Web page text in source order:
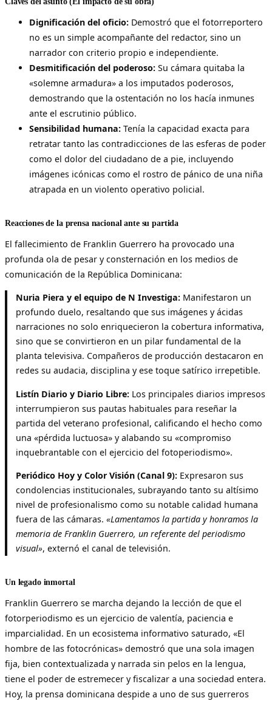
Dignificación del oficio: Demostró que el fotorreportero
no es un simple acompañante del redactor, sino un
narrador con criterio propio e independiente.
Desmitificación del poderoso: Su cámara quitaba la
«solemne armadura» a los imputados poderosos,
demostrando que la ostentación no los hacía inmunes
ante el escrutinio público.
Sensibilidad humana: Tenía la capacidad exacta para
retratar tanto las contradicciones de las esferas de poder
como el dolor del ciudadano de a pie, incluyendo
imágenes icónicas como el rostro de pánico de una niña
atrapada en un violento operativo policial.
Reacciones de la prensa nacional ante su partida
El fallecimiento de Franklin Guerrero ha provocado una
profunda ola de pesar y consternación en los medios de
comunicación de la República Dominicana:
Nuria Piera y el equipo de N Investiga:Manifestaron un
profundo duelo, resaltando que sus imágenes y ácidas
narraciones no solo enriquecieron la cobertura informativa,
sino que se convirtieron en un pilar fundamental de la
planta televisiva. Compañeros de producción destacaron en
redes su audacia, disciplina y ese toque satírico irrepetible.
Listín Diario y Diario Libre:Los principales diarios impresos
interrumpieron sus pautas habituales para reseñar la
partida del veterano profesional, calificando el hecho como
una «pérdida luctuosa» y alabando su «compromiso
inquebrantable con el ejercicio del fotoperiodismo».
Periódico Hoy y Color Visión (Canal 9):Expresaron sus
condolencias institucionales, subrayando tanto su altísimo
nivel de profesionalismo como su notable calidad humana
fuera de las cámaras. «Lamentamos la partida y honramos la
memoria de Franklin Guerrero, un referente del periodismo
visual», externó el canal de televisión.
Un legado inmortal
Franklin Guerrero se marcha dejando la lección de que el
fotorperiodismo es un ejercicio de valentía, paciencia e
imparcialidad. En un ecosistema informativo saturado, «El
hombre de las fotocrónicas» demostró que una sola imagen
fija, bien contextualizada y narrada sin pelos en la lengua,
tiene el poder de estremecer y fiscalizar a una sociedad entera.
Hoy, la prensa dominicana despide a uno de sus guerreros